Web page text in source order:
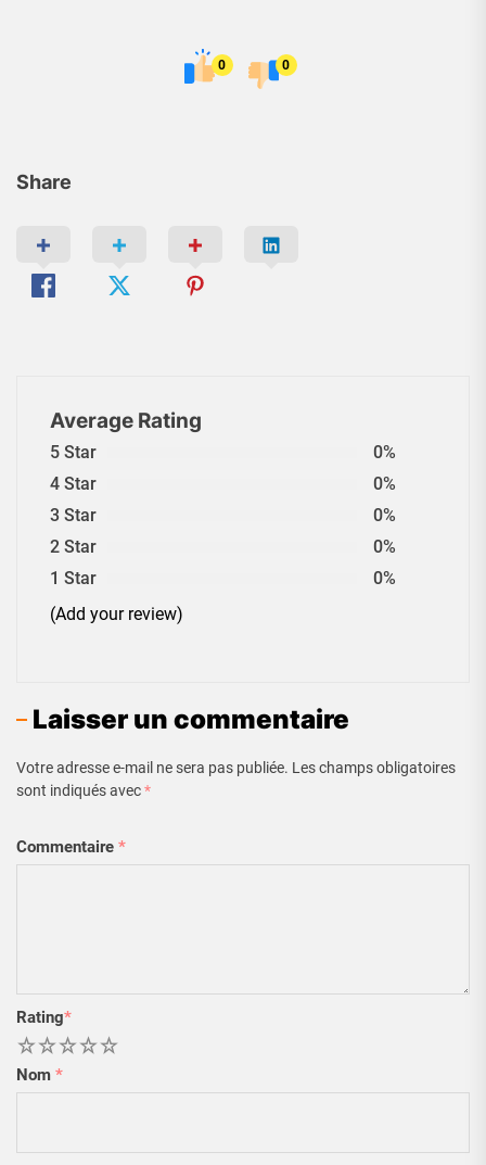
Share
0 0
Average Rating
5 Star
0%
4 Star
0%
3 Star
0%
2 Star
0%
1 Star
0%
(Add your review)
Laisser un commentaire
Votre adresse e-mail ne sera pas publiée. Les champs obligatoires
sont indiqués avec*
Commentaire *
Rating*
5
4
3
2
Nom *